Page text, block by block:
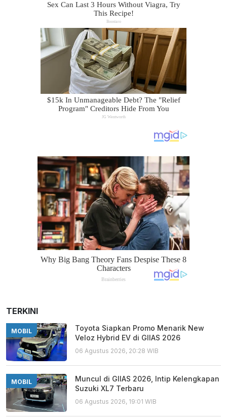
TERKINI
MOBIL
Toyota Siapkan Promo Menarik New
Veloz Hybrid EV di GIIAS 2026
06 Agustus 2026, 20:28 WIB
MOBIL
Muncul di GIIAS 2026, Intip Kelengkapan
Suzuki XL7 Terbaru
06 Agustus 2026, 19:01 WIB